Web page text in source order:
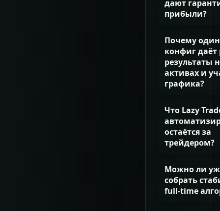
дают
прибыли?
Почему
конфиг даёт
результаты
активах и
графика?
Что Lazy
остаётся за
трейдером?
Можно ли
собрать
full-time